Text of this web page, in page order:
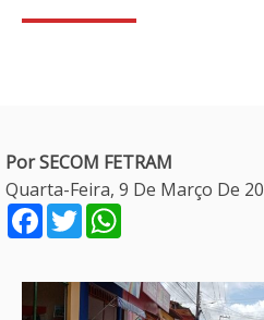
Por SECOM FETRAM
Quarta-Feira, 9 De Março De
Facebook
Twitter